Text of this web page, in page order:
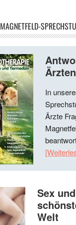
MAGNETFELD-
Ärzten
In
Ärzte
Sex
Welt